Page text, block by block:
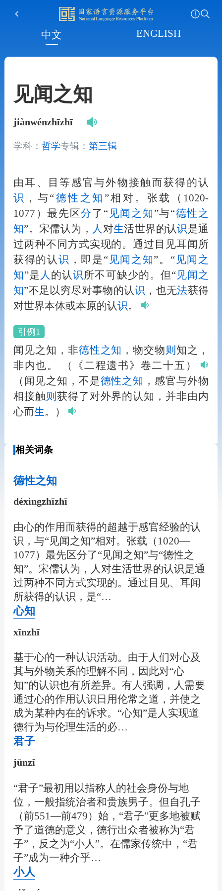
中文 ENGLISH
见闻之知
jiànwénzhīzhī
学科： 哲学专辑： 第三辑
由耳、目等感官与外物接触而获得的认
识
，与“德性 之知 ”相对。张载（1020-
1077）最先区分了“见闻之知 ”与“德性 之
知”。宋儒认为， 人 对生活世界的认识是通
过两种不同方式实现的。通过目见耳闻所
获得的认 识 ，即是“见闻之知”。“见闻之
知”是 人 的认识 所不可缺少的。但“见闻之
知”不足以穷尽对事物的认识 ，也无法获得
对世界本体或本原的认识。
引例1
闻见之知，非德性之知 ，物交物则 知之，
非内也。
（《二程遗书》卷二十五）
（闻见之知，不是德性之知 ，感官与外物
相接触则 获得了对外界的认知，并非由内
心而生。）
相关词条
德性之知
déxìngzhīzhī
由心的作用而获得的超越于感官经验的认
识，与“见闻之知”相对。张载（1020—
1077）最先区分了“见闻之知”与“德性之
知”。宋儒认为，人对生活世界的认识是通
过两种不同方式实现的。通过目见、耳闻
所获得的认识，是“…
心知
xīnzhī
基于心的一种认识活动。由于人们对心及
其与外物关系的理解不同，因此对“心
知”的认识也有所差异。有人强调，人需要
通过心的作用认识日用伦常之道，并使之
成为某种内在的诉求。“心知”是人实现道
德行为与伦理生活的必…
君子
jūnzǐ
“君子”最初用以指称人的社会身份与地
位，一般指统治者和贵族男子。但自孔子
（前551—前479）始，“君子”更多地被赋
予了道德的意义，德行出众者被称为“君
子”，反之为“小人”。在儒家传统中，“君
子”成为一种介乎…
小人